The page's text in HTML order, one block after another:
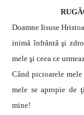
Doamne Iisuse
inimă înfrântă şi
mele şi ceea ce
Când picioarele
mele se apropie de
mine!